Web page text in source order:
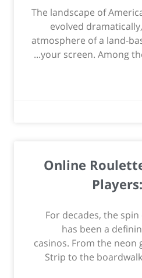
The landscape of
evolved
atmosphere of a land-
your screen. Among
Online
For decades, the
has been a
casinos. From the neon
Strip to the